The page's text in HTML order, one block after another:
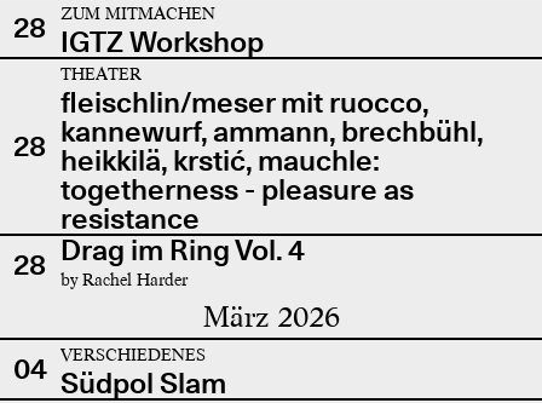
28
ZUM MITMACHEN
IGTZ Workshop
28
THEATER
fleischlin/meser mit ruocco,
kannewurf, ammann, brechbühl,
heikkilä, krstić, mauchle:
togetherness - pleasure as
resistance
28 Drag im Ring Vol. 4
by Rachel Harder
März 2026
04 VERSCHIEDENES
Südpol Slam